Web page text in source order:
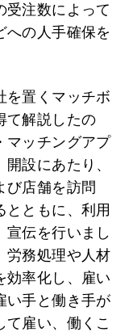
受注数によって
への人手確保を
を置くマッチボ
て解説したの
マッチングアプ
開設にあたり、
び店舗を訪問
とともに、利用
宣伝を行いまし
労務処理や人材
効率化し、雇い
い手と働き手が
雇い、働くこ